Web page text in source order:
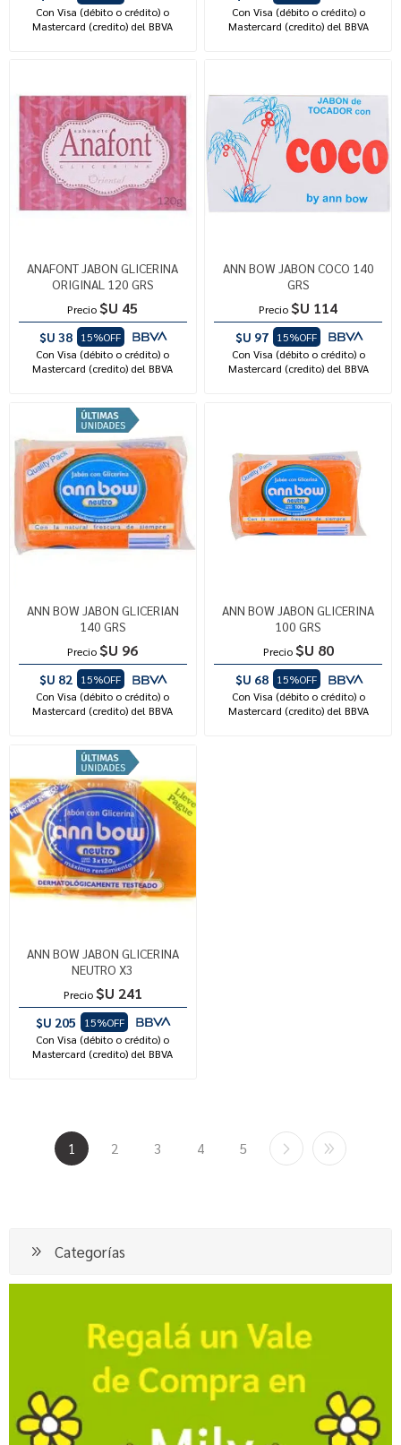
Con Visa (débito o crédito) o
Mastercard (credito) del BBVA
Con Visa (débito o crédito) o
Mastercard (credito) del BBVA
ANAFONT JABON GLICERINA
ORIGINAL 120 GRS
Precio $U 45
$U 38
15%OFF
Con Visa (débito o crédito) o
Mastercard (credito) del BBVA
ANN BOW JABON COCO 140
GRS
Precio $U 114
$U 97
15%OFF
Con Visa (débito o crédito) o
Mastercard (credito) del BBVA
ANN BOW JABON GLICERIAN
140 GRS
Precio $U 96
$U 82
15%OFF
Con Visa (débito o crédito) o
Mastercard (credito) del BBVA
ANN BOW JABON GLICERINA
100 GRS
Precio $U 80
$U 68
15%OFF
Con Visa (débito o crédito) o
Mastercard (credito) del BBVA
ANN BOW JABON GLICERINA
NEUTRO X3
Precio $U 241
$U 205
15%OFF
Con Visa (débito o crédito) o
Mastercard (credito) del BBVA
1 2 3 4 5
Categorías